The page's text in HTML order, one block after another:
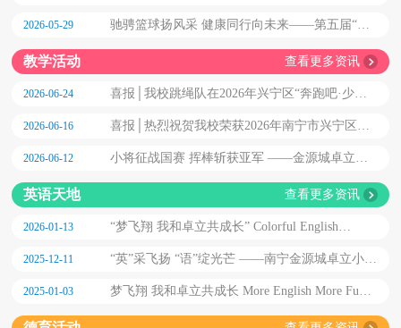
2026艺术节系列主题活动
2026-05-29
驰骋篮球扬风采 健康同行向未来——第五届“卓
立杯”篮球联赛闭幕式
教学活动 查看更多资讯
2026-06-24
喜报│我校跳绳队在2026年兴宁区“奔跑吧·少
年”儿童青少年主题健身活动暨“南小兴友小宁”杯
2026-06-16
喜报│热烈祝贺我校荣获2026年南宁市兴宁区中
小学“阳光大课间”展示活动一等奖
2026-06-12
小将征战国赛 挥棒斩获亚军 ——金源城卓立学
前部 U6 棒球队征战全国软式棒垒球赛载誉而归
英语天地 查看更多资讯
2026-01-13
“梦飞翔 我和卓立共成长” Colorful English
Confidence Glow 第七届英语展示艺术节暨英语教
2025-12-11
“英”采飞扬 “语”绽光芒 ——南宁金源城卓立小学
第二届 “卓立 Level ”英语测评
2025-01-03
梦飞翔 我和卓立共成长 More English More Fun
——第六届英语展示艺术节暨英语教学汇报展演